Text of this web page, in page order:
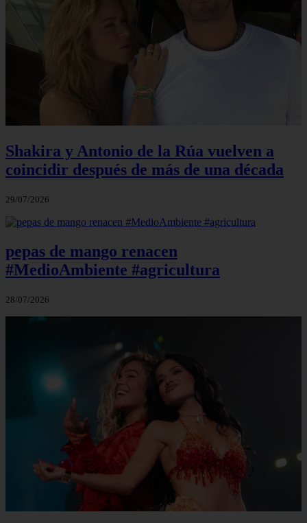
Shakira y Antonio de la Rúa vuelven a
coincidir después de más de una década
29/07/2026
pepas de mango renacen
#MedioAmbiente #agricultura
28/07/2026